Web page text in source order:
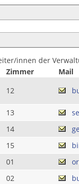
innen der
Zimmer
Mail
12
13
14
15
01
02